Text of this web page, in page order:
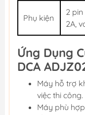
Phụ kiện
2 pin
2A,
Ứng Dụng
DCA
Máy hỗ trợ
việc thi công.
Máy phù